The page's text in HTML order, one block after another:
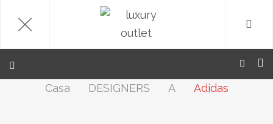
.
Casa DESIGNERS A Adidas